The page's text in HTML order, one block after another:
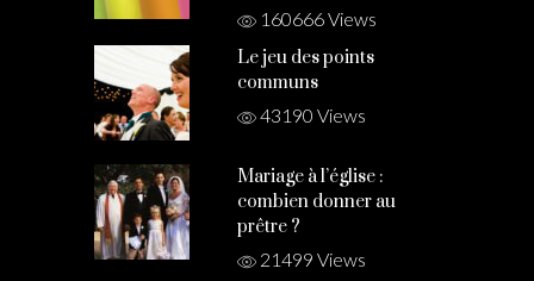
160666 Views
Le jeu des points
communs
43190 Views
Mariage à l’église :
combien donner au
prêtre ?
21499 Views